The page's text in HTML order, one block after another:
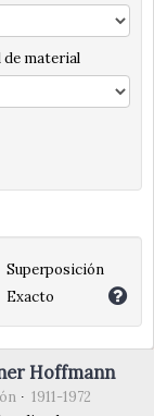
de material
Superposición
Exacto
Hoffmann
1911-1972